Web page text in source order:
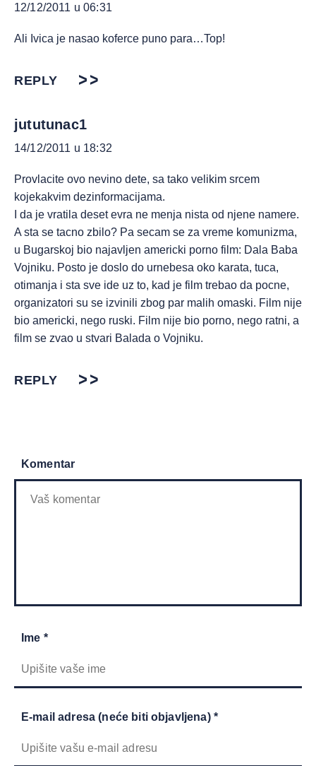
12/12/2011 u 06:31
Ali Ivica je nasao koferce puno para…Top!
REPLY
jututunac1
14/12/2011 u 18:32
Provlacite ovo nevino dete, sa tako velikim srcem
kojekakvim dezinformacijama.
I da je vratila deset evra ne menja nista od njene namere.
A sta se tacno zbilo? Pa secam se za vreme komunizma,
u Bugarskoj bio najavljen americki porno film: Dala Baba
Vojniku. Posto je doslo do urnebesa oko karata, tuca,
otimanja i sta sve ide uz to, kad je film trebao da pocne,
organizatori su se izvinili zbog par malih omaski. Film nije
bio americki, nego ruski. Film nije bio porno, nego ratni, a
film se zvao u stvari Balada o Vojniku.
REPLY
Komentar
Ime *
E-mail adresa (neće biti objavljena) *